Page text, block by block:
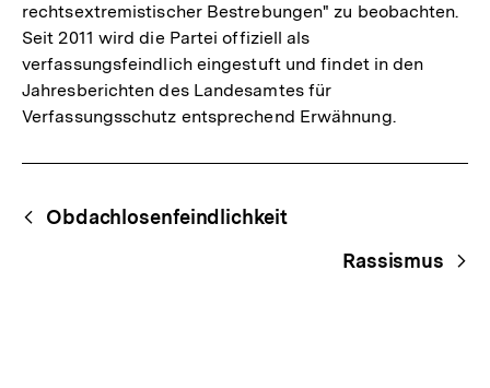
rechtsextremistischer Bestrebungen" zu beobachten.
Seit 2011 wird die Partei offiziell als
verfassungsfeindlich eingestuft und findet in den
Jahresberichten des Landesamtes für
Verfassungsschutz entsprechend Erwähnung.
Begriffsnavigation
Content-
Navigation
Obdachlosenfeindlichkeit
Rassismus